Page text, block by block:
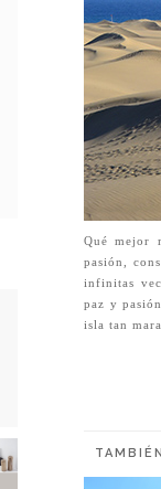
Qué mejor
pasión,
infinitas
paz y
isla tan